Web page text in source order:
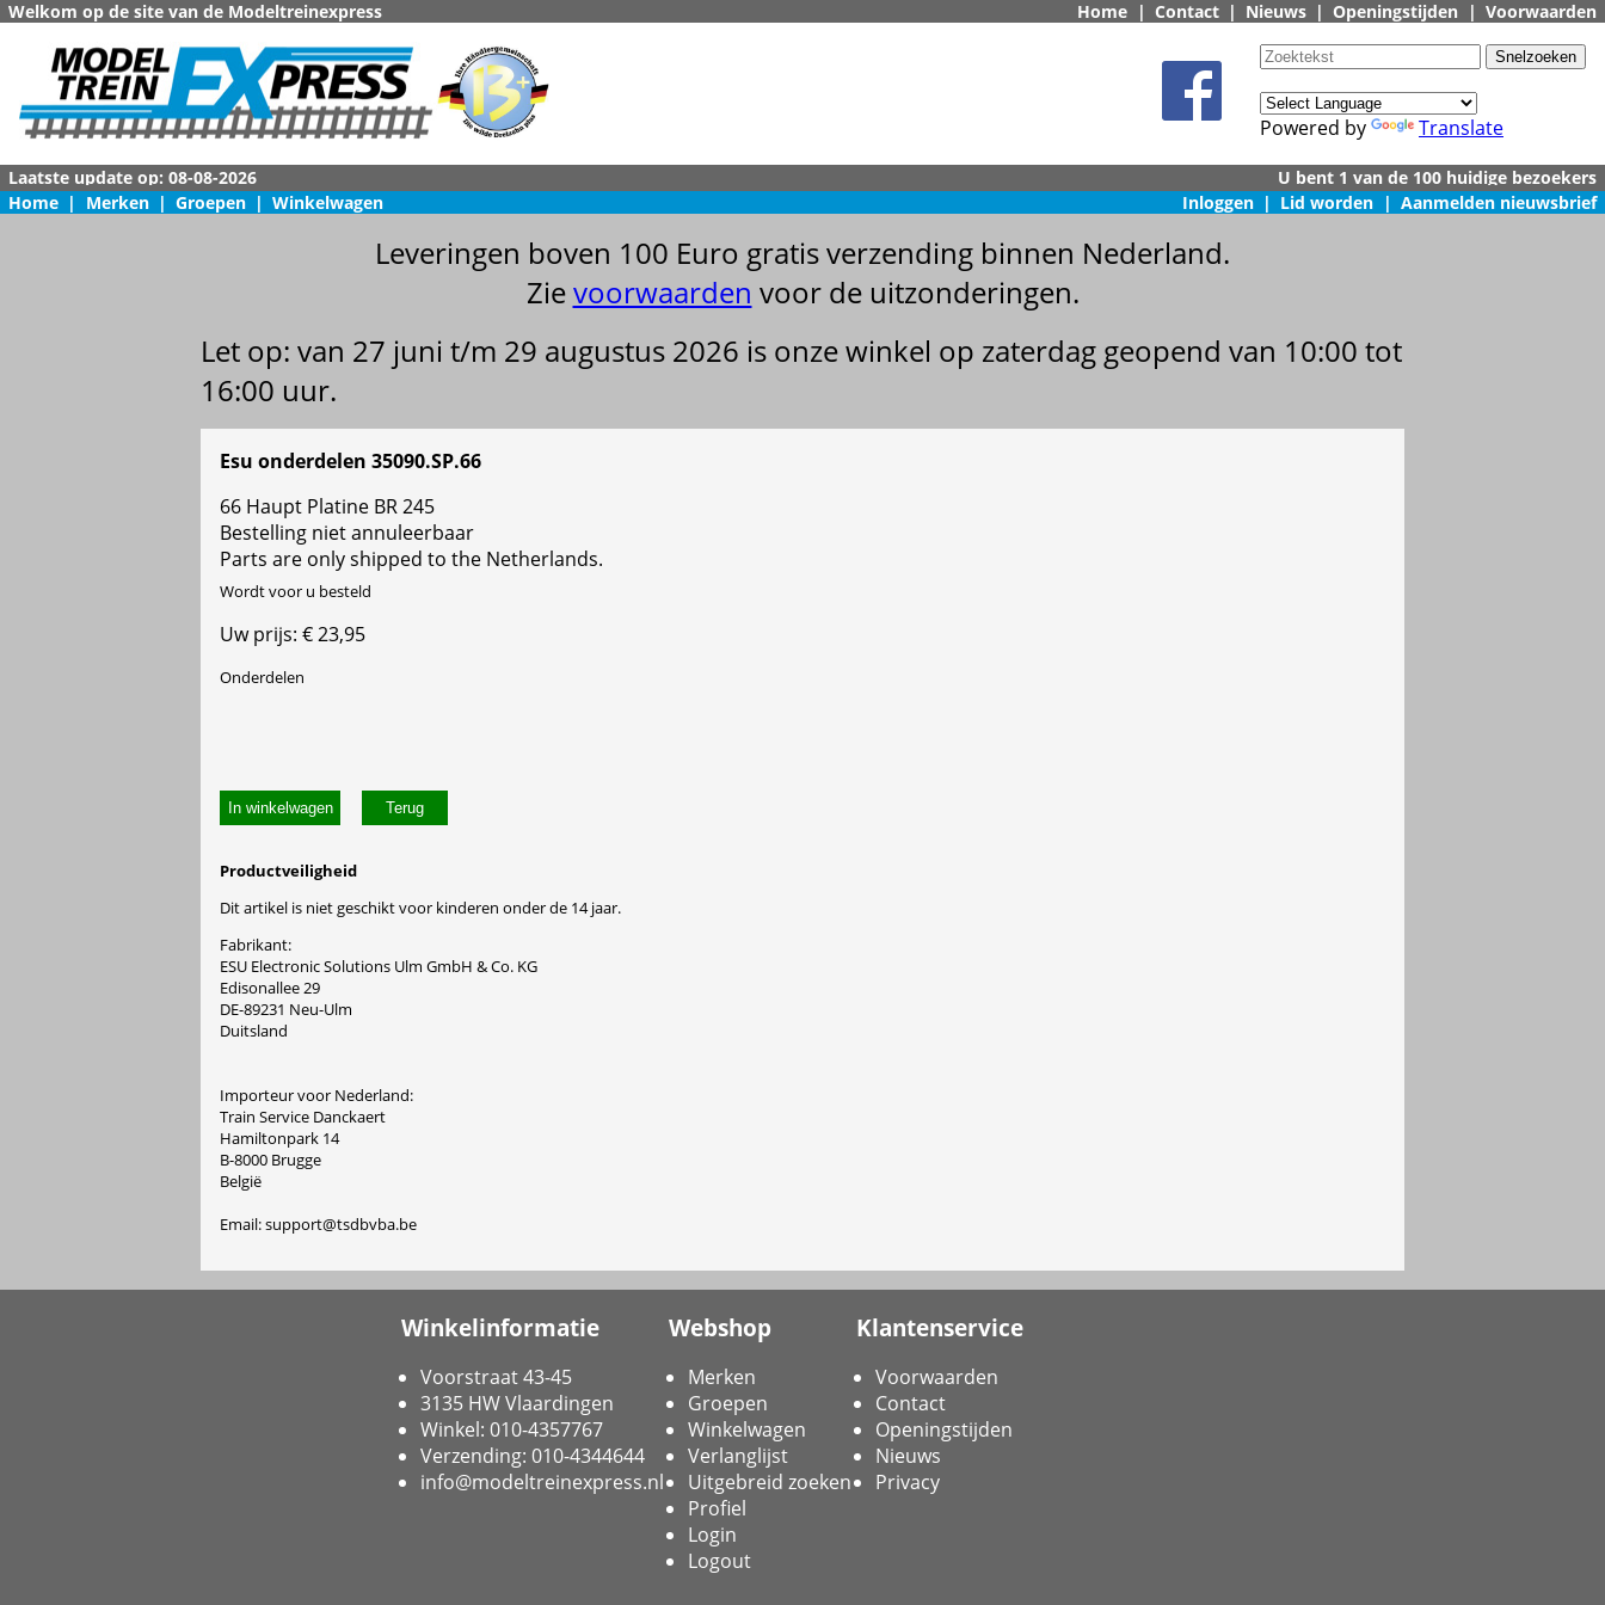
Welkom op de site van de Modeltreinexpress Home | Contact | Nieuws | Openingstijden | Voorwaarden
Powered by Translate
Home | Merken | Groepen | Winkelwagen Inloggen | Lid worden | Aanmelden nieuwsbrief
Leveringen boven 100 Euro gratis verzending binnen Nederland.
Zievoorwaarden voor de uitzonderingen.
Let op: van 27 juni t/m 29 augustus 2026 is onze winkel op zaterdag geopend van 10:00 tot
16:00 uur.
Esu onderdelen 35090.SP.66
66 Haupt Platine BR 245
Bestelling niet annuleerbaar
Parts are only shipped to the Netherlands.
Wordt voor u besteld
Uw prijs: € 23,95
Onderdelen
In winkelwagen
Productveiligheid
Dit artikel is niet geschikt voor kinderen onder de 14 jaar.
Fabrikant:
ESU Electronic Solutions Ulm GmbH & Co. KG
Edisonallee 29
DE-89231 Neu-Ulm
Duitsland
Importeur voor Nederland:
Train Service Danckaert
Hamiltonpark 14
B-8000 Brugge
België
Email: support@tsdbvba.be
Winkelinformatie
Voorstraat 43-45
3135 HW Vlaardingen
Winkel: 010-4357767
Verzending: 010-4344644
info@modeltreinexpress.nl
Webshop
Merken
Groepen
Winkelwagen
Verlanglijst
Uitgebreid zoeken
Profiel
Login
Logout
Klantenservice
Voorwaarden
Contact
Openingstijden
Nieuws
Privacy